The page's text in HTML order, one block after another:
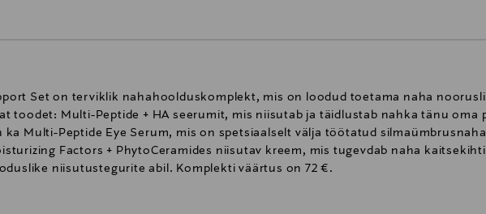
Set on terviklik nahahoolduskomplekt, mis on loodud toetama naha
toodet: Multi-Peptide + HA seerumit, mis niisutab ja täidlustab nahka tänu oma
ka Multi-Peptide Eye Serum, mis on spetsiaalselt välja töötatud
Factors + PhytoCeramides niisutav kreem, mis tugevdab naha
niisutustegurite abil. Komplekti väärtus on 72 €.